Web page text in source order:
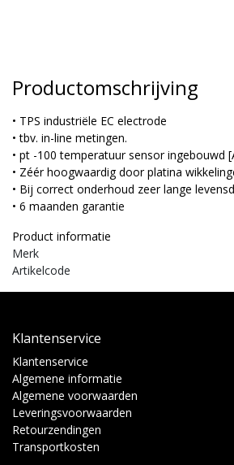
Productomschrijving
• TPS industriële EC electrode
• tbv. in-line metingen.
• pt -100 temperatuur sensor ingebouwd
• Zéér hoogwaardig door platina
• Bij correct onderhoud zeer lange
• 6 maanden garantie
Product informatie
Merk
Artikelcode
Klantenservice
Klantenservice
Algemene informatie
Algemene voorwaarden
Leveringsvoorwaarden
Retourzendingen
Transportkosten